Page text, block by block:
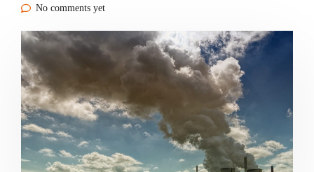
No comments yet